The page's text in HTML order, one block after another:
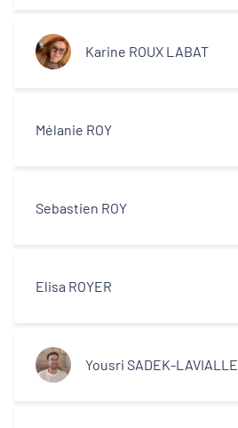
Karine ROUX LABAT
Mélanie ROY
Sebastien ROY
Elisa ROYER
Yousri SADEK-LAVIALLE